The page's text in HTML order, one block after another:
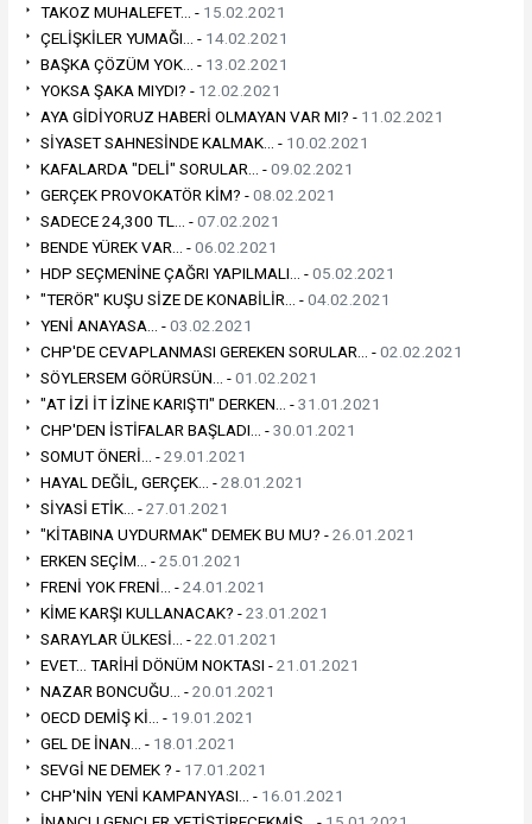
TAKOZ MUHALEFET... - 15.02.2021
ÇELİŞKİLER YUMAĞI... - 14.02.2021
BAŞKA ÇÖZÜM YOK... - 13.02.2021
YOKSA ŞAKA MIYDI? - 12.02.2021
AYA GİDİYORUZ HABERİ OLMAYAN VAR MI? - 11.02.2021
SİYASET SAHNESİNDE KALMAK... - 10.02.2021
KAFALARDA "DELİ" SORULAR... -09.02.2021
GERÇEK PROVOKATÖR KİM? -08.02.2021
SADECE 24,300 TL... -07.02.2021
BENDE YÜREK VAR... -06.02.2021
HDP SEÇMENİNE ÇAĞRI YAPILMALI... -05.02.2021
"TERÖR" KUŞU SİZE DE KONABİLİR... -04.02.2021
YENİ ANAYASA... -03.02.2021
CHP'DE CEVAPLANMASI GEREKEN SORULAR... -02.02.2021
SÖYLERSEM GÖRÜRSÜN... -01.02.2021
"AT İZİ İT İZİNE KARIŞTI" DERKEN... -31.01.2021
CHP'DEN İSTİFALAR BAŞLADI... -30.01.2021
SOMUT ÖNERİ... -29.01.2021
HAYAL DEĞİL, GERÇEK... -28.01.2021
SİYASİ ETİK... -27.01.2021
"KİTABINA UYDURMAK" DEMEK BU MU? -26.01.2021
ERKEN SEÇİM... -25.01.2021
FRENİ YOK FRENİ... -24.01.2021
KİME KARŞI KULLANACAK? -23.01.2021
SARAYLAR ÜLKESİ... -22.01.2021
EVET... TARİHİ DÖNÜM NOKTASI -21.01.2021
NAZAR BONCUĞU... -20.01.2021
OECD DEMİŞ Kİ... - 19.01.2021
GEL DE İNAN... - 18.01.2021
SEVGİ NE DEMEK ? - 17.01.2021
CHP'NİN YENİ KAMPANYASI... - 16.01.2021